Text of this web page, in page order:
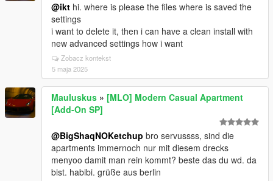
@ikt hi. where is please the files where is saved the
settings
i want to delete it, then i can have a clean install with
new advanced settings how i want
Zobacz kontekst
5 maja 2025
Mauluskus » [MLO] Modern Casual Apartment
[Add-On SP]
@BigShaqNOKetchup bro servussss, sind die
apartments immernoch nur mit diesem drecks
menyoo damit man rein kommt? beste das du wd. da
bist. habibi. grüße aus berlin